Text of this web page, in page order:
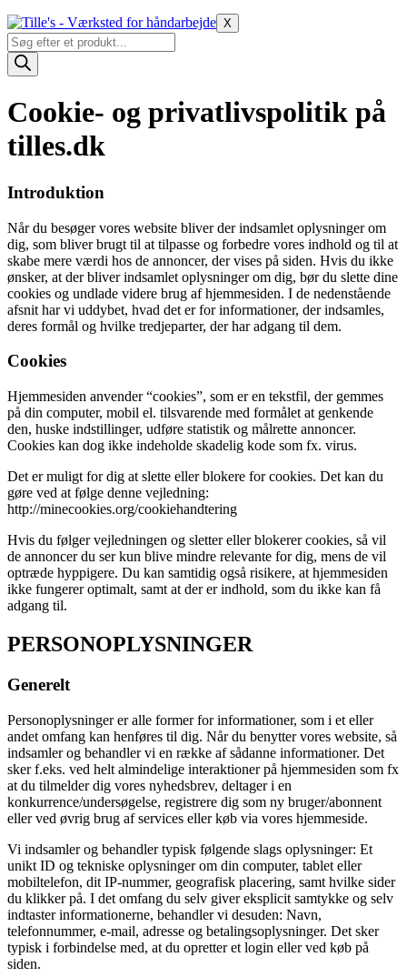
X
Products
search
Cookie- og privatlivspolitik på
tilles.dk
Introduktion
Når du besøger vores website bliver der indsamlet oplysninger om
dig, som bliver brugt til at tilpasse og forbedre vores indhold og til at
skabe mere værdi hos de annoncer, der vises på siden. Hvis du ikke
ønsker, at der bliver indsamlet oplysninger om dig, bør du slette dine
cookies og undlade videre brug af hjemmesiden. I de nedenstående
afsnit har vi uddybet, hvad det er for informationer, der indsamles,
deres formål og hvilke tredjeparter, der har adgang til dem.
Cookies
Hjemmesiden anvender “cookies”, som er en tekstfil, der gemmes
på din computer, mobil el. tilsvarende med formålet at genkende
den, huske indstillinger, udføre statistik og målrette annoncer.
Cookies kan dog ikke indeholde skadelig kode som fx. virus.
Det er muligt for dig at slette eller blokere for cookies. Det kan du
gøre ved at følge denne vejledning:
http://minecookies.org/cookiehandtering
Hvis du følger vejledningen og sletter eller blokerer cookies, så vil
de annoncer du ser kun blive mindre relevante for dig, mens de vil
optræde hyppigere. Du kan samtidig også risikere, at hjemmesiden
ikke fungerer optimalt, samt at der er indhold, som du ikke kan få
adgang til.
PERSONOPLYSNINGER
Generelt
Personoplysninger er alle former for informationer, som i et eller
andet omfang kan henføres til dig. Når du benytter vores website, så
indsamler og behandler vi en række af sådanne informationer. Det
sker f.eks. ved helt almindelige interaktioner på hjemmesiden som fx
at du tilmelder dig vores nyhedsbrev, deltager i en
konkurrence/undersøgelse, registrere dig som ny bruger/abonnent
eller ved øvrig brug af services eller køb via vores hjemmeside.
Vi indsamler og behandler typisk følgende slags oplysninger: Et
unikt ID og tekniske oplysninger om din computer, tablet eller
mobiltelefon, dit IP-nummer, geografisk placering, samt hvilke sider
du klikker på. I det omfang du selv giver eksplicit samtykke og selv
indtaster informationerne, behandler vi desuden: Navn,
telefonnummer, e-mail, adresse og betalingsoplysninger. Det sker
typisk i forbindelse med, at du opretter et login eller ved køb på
siden.